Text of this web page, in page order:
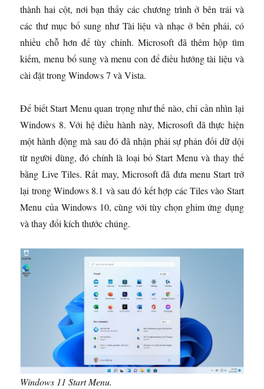
thành hai cột, nơi bạn thấy các chương trình ở bên trái và
các thư mục bổ sung như Tài liệu và nhạc ở bên phải, có
nhiều chỗ hơn để tùy chỉnh. Microsoft đã thêm hộp tìm
kiếm, menu bổ sung và menu con để điều hướng tài liệu và
cài đặt trong Windows 7 và Vista.
Để biết Start Menu quan trọng như thế nào, chỉ cần nhìn lại
Windows 8. Với hệ điều hành này, Microsoft đã thực hiện
một hành động mà sau đó đã nhận phải sự phản đối dữ dội
từ người dùng, đó chính là loại bỏ Start Menu và thay thế
bằng Live Tiles. Rất may, Microsoft đã đưa menu Start trở
lại trong Windows 8.1 và sau đó kết hợp các Tiles vào Start
Menu của Windows 10, cùng với tùy chọn ghim ứng dụng
và thay đổi kích thước chúng.
Windows 11 Start Menu.